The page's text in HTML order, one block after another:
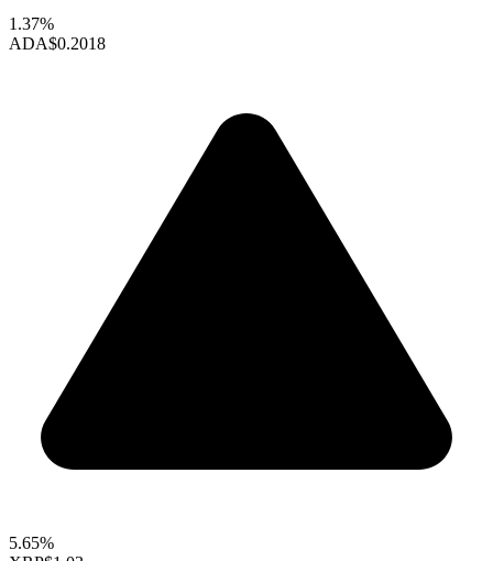
1.37%
ADA$0.2018
5.65%